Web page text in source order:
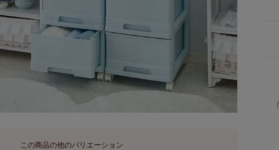
この商品の他のバリエーション